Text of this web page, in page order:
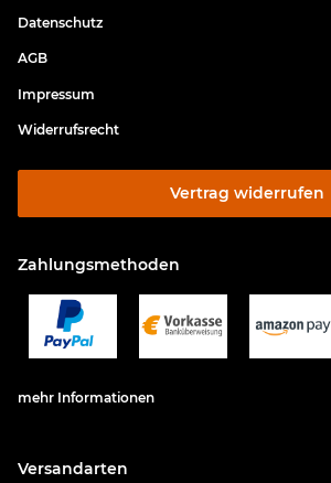
Datenschutz
AGB
Impressum
Widerrufsrecht
Vertrag widerrufen
Zahlungsmethoden
mehr Informationen
Versandarten